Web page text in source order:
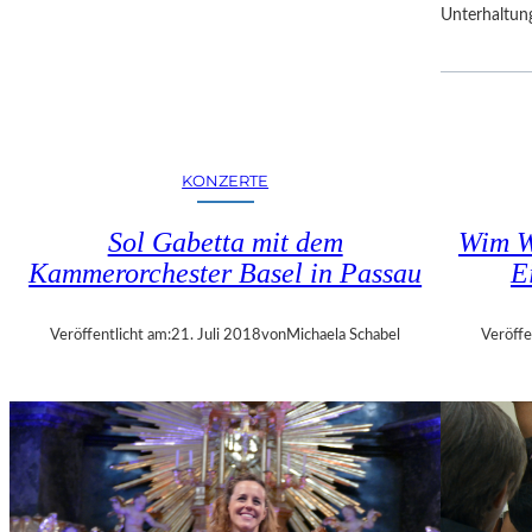
R
E
L
E
KONZERTE
Sol Gabetta mit dem
Kammerorchester Basel in Passau
Veröffentlicht am:21. Juli 2018vonMichaela Schabel
Wim